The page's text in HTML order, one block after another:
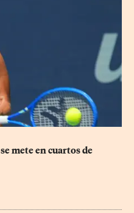
mete en cuartos de